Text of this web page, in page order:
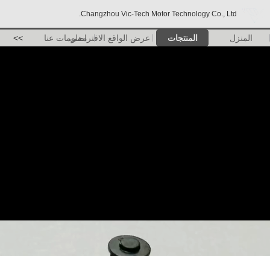
Changzhou Vic-Tech Motor Technology Co., Ltd.
المنزل المنتجات عرض الواقع الافتراضيمعلومات عنا >>